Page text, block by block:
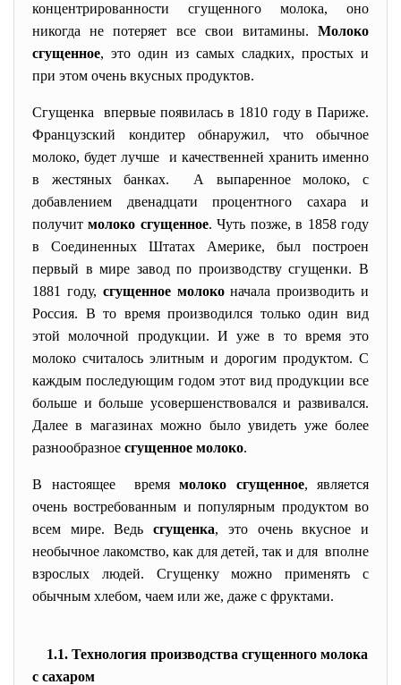
концентрированности сгущенного молока, оно
никогда не потеряет все свои витамины. Молоко
сгущенное, это один из самых сладких, простых и
при этом очень вкусных продуктов.
Сгущенка впервые появилась в 1810 году в Париже.
Французский кондитер обнаружил, что обычное
молоко, будет лучше и качественней хранить именно
в жестяных банках. А выпаренное молоко, с
добавлением двенадцати процентного сахара и
получитмолоко сгущенное. Чуть позже, в 1858 году
в Соединенных Штатах Америке, был построен
первый в мире завод по производству сгущенки. В
1881 году, сгущенное молоконачала производить и
Россия. В то время производился только один вид
этой молочной продукции. И уже в то время это
молоко считалось элитным и дорогим продуктом. С
каждым последующим годом этот вид продукции все
больше и больше усовершенствовался и развивался.
Далее в магазинах можно было увидеть уже более
разнообразное сгущенное молоко.
В настоящее время молоко сгущенное, является
очень востребованным и популярным продуктом во
всем мире. Ведьсгущенка, это очень вкусное и
необычное лакомство, как для детей, так и для вполне
взрослых людей. Сгущенку можно применять с
обычным хлебом, чаем или же, даже с фруктами.
1.1. Технология производства сгущенного молока
с сахаром